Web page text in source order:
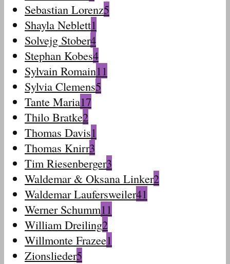
Sebastian Lorenz5
Shayla Neblett1
Solvejg Stober4
Stephan Kobes4
Sylvain Romain11
Sylvia Clemens5
Tante Maria17
Thilo Bratke2
Thomas Davis1
Thomas Knirr3
Tim Riesenberger3
Waldemar & Oksana Linker2
Waldemar Laufersweiler41
Werner Schumm11
William Dreiling2
Willmonte Frazee1
Zionslieder5